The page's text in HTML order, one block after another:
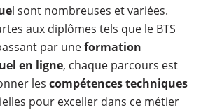
l sont nombreuses et variées.
aux diplômes tels que le BTS
par uneformation
en ligne, chaque parcours est
les compétences techniques
pour exceller dans ce métier